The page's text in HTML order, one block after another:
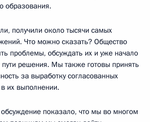
образования.
получили около тысячи самых
Что можно сказать? Общество
проблемы, обсуждать их и уже начало
пути решения. Мы также готовы принять
за выработку согласованных
их выполнении.
показало, что мы во многом